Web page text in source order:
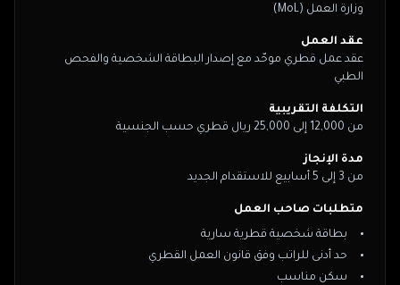
وزارة العمل (MoL)
عقد العمل
عقد عمل قطري موحّد مع إصدار البطاقة الشخصية والفحص
الطبي
التكلفة التقريبية
من 12,000 إلى 25,000 ريال قطري حسب الجنسية
مدة الإنجاز
من 3 إلى 5 أسابيع للاستقدام الجديد
متطلبات صاحب العمل
بطاقة شخصية قطرية سارية
حد أدنى للراتب وفق قانون العمل القطري
سكن مناسب